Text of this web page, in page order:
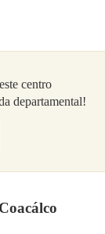
centro
departamental!